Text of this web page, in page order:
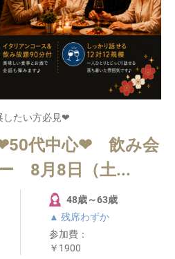
したい方必見❤
代中心❤ 飲み会
8月8日（土...
48歳～63歳
▲ 残席わずか
参加費：
￥1900